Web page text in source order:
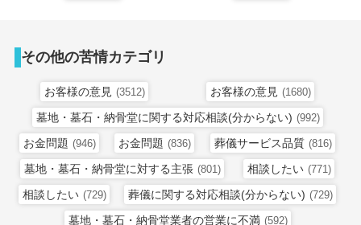
その他の苦情カテゴリ
お客様の意見 (3512) お客様の意見 (1680)
墓地・墓石・納骨堂に関する対応相談(分からない) (992)
お金問題 (946) お金問題 (836) 葬儀サービス品質 (816)
墓地・墓石・納骨堂に対する主張 (801) 相談したい (771)
相談したい (729) 葬儀に関する対応相談(分からない) (729)
墓地・墓石・納骨堂業者の営業に不満 (592)